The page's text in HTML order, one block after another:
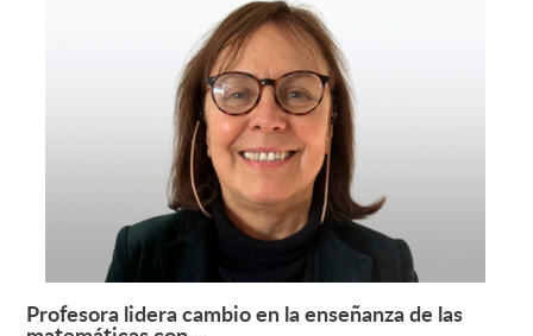
Profesora lidera cambio en la enseñanza de las